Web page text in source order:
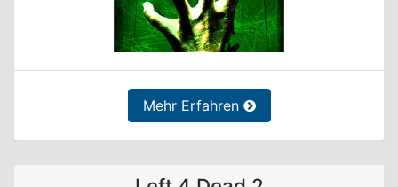
Mehr Erfahren